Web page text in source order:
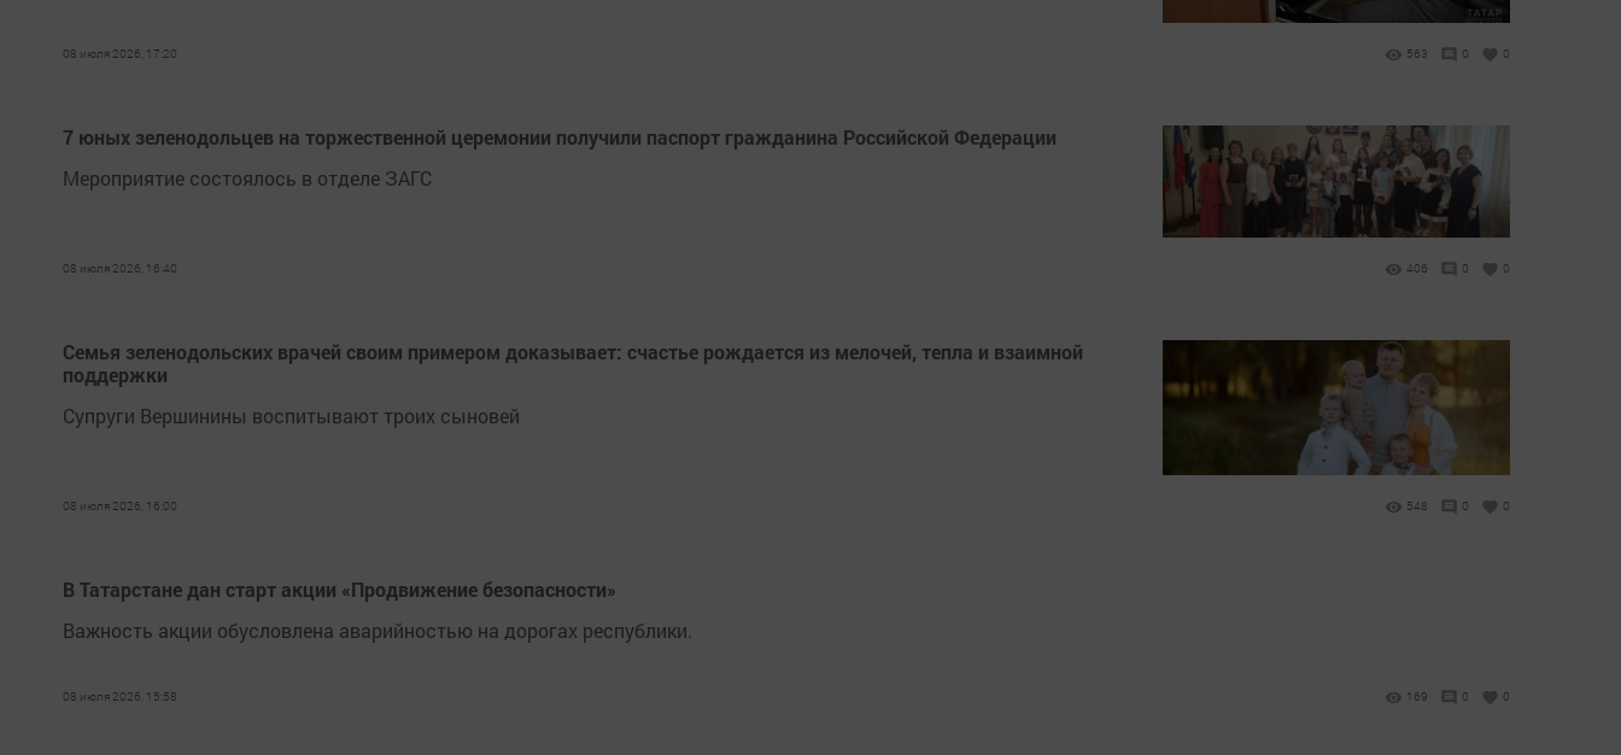
08 июля 2026, 17:20 563 0 0
7 юных зеленодольцев на торжественной церемонии получили паспорт гражданина Российской Федерации
Мероприятие состоялось в отделе ЗАГС
08 июля 2026, 16:40 406 0 0
Семья зеленодольских врачей своим примером доказывает: счастье рождается из мелочей, тепла и взаимной
поддержки
Супруги Вершинины воспитывают троих сыновей
08 июля 2026, 16:00 548 0 0
В Татарстане дан старт акции «Продвижение безопасности»
Важность акции обусловлена аварийностью на дорогах республики.
08 июля 2026, 15:58 169 0 0